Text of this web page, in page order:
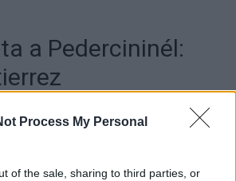
Process My Personal
of the sale, sharing to third parties, or
a Pedercininél:
2022. 08. 22.